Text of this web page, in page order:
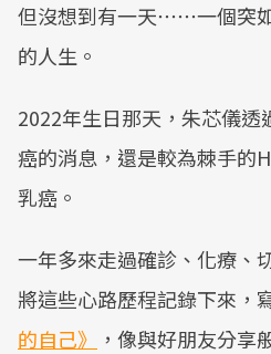
但沒想到有一天⋯⋯一個突
的人生。
2022年生日那天，朱芯儀透
癌的消息，還是較為棘手的
乳癌。
一年多來走過確診、化療、
將這些心路歷程記錄下來，
的自己》
，像與好朋友分享